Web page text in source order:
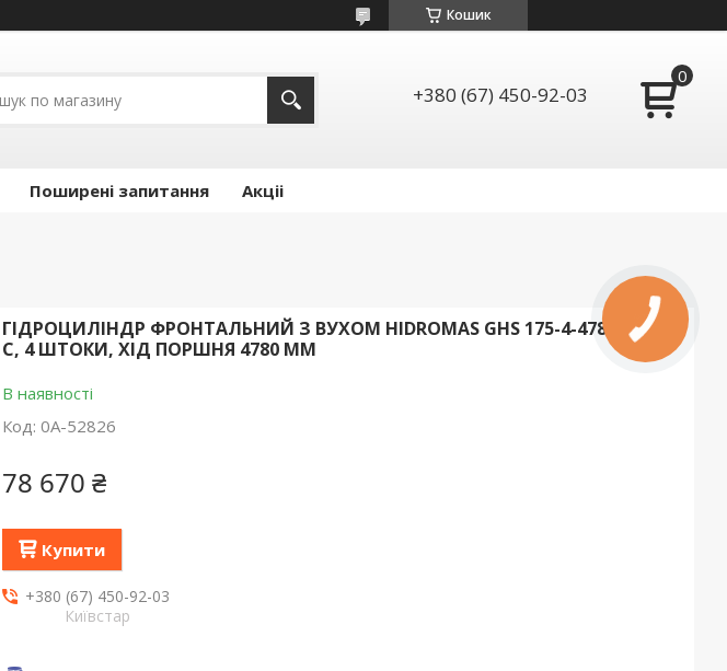
Кошик
+380 (67) 450-92-03
Поширені запитання Акціі
ГІДРОЦИЛІНДР ФРОНТАЛЬНИЙ З ВУХОМ HIDROMAS GHS 175-4-4780-1497
C, 4 ШТОКИ, ХІД ПОРШНЯ 4780 ММ
В наявності
Код: 0А-52826
78 670 ₴
Купити
+380 (67) 450-92-03
Київстар